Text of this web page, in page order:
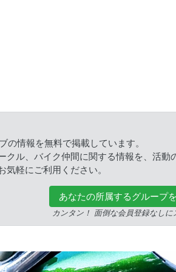
の情報を無料で掲載しています。
ル、バイク仲間に関する情報を、活動
軽にご利用ください。
あなたの所属するグループ
カンタン！ 面倒な会員登録なしに